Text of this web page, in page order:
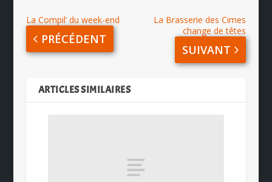
La Compil’ du week-end
PRÉCÉDENT
La Brasserie des Cimes
change de têtes
SUIVANT
ARTICLES SIMILAIRES